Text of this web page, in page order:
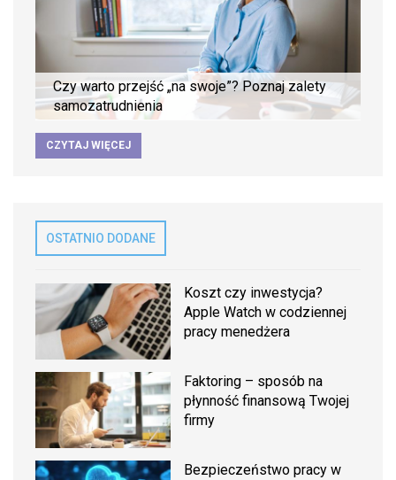
Czy warto przejść „na swoje”? Poznaj zalety
samozatrudnienia
CZYTAJ WIĘCEJ
OSTATNIO DODANE
Koszt czy inwestycja?
Apple Watch w codziennej
pracy menedżera
Faktoring – sposób na
płynność finansową Twojej
firmy
Bezpieczeństwo pracy w